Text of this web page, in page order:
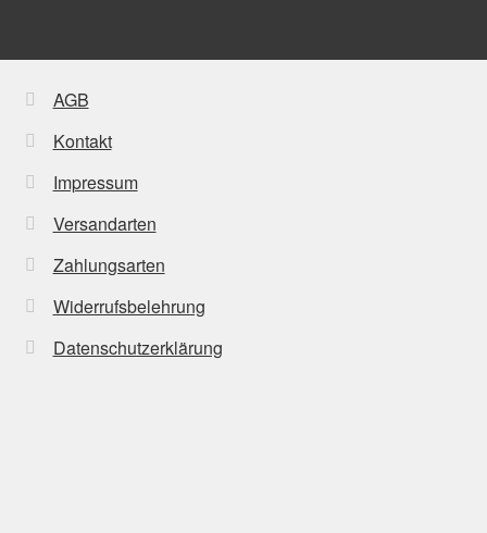
AGB
Kontakt
Impressum
Versandarten
Zahlungsarten
Widerrufsbelehrung
Datenschutzerklärung